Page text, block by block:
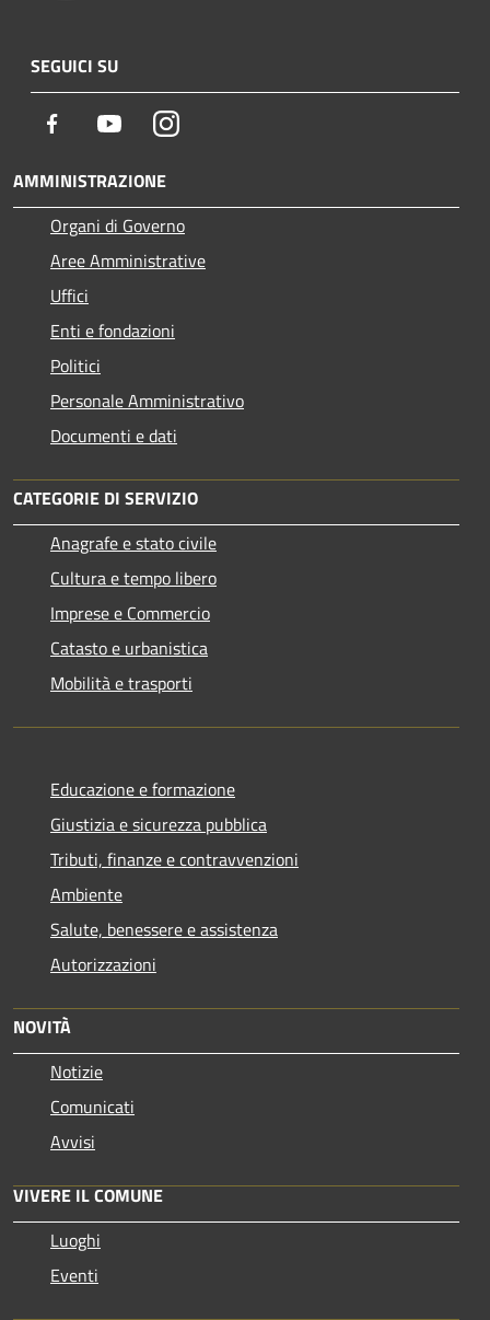
SEGUICI SU
Facebook YoutubeInstagram
AMMINISTRAZIONE
Organi di Governo
Aree Amministrative
Uffici
Enti e fondazioni
Politici
Personale Amministrativo
Documenti e dati
CATEGORIE DI SERVIZIO
Anagrafe e stato civile
Cultura e tempo libero
Imprese e Commercio
Catasto e urbanistica
Mobilità e trasporti
Educazione e formazione
Giustizia e sicurezza pubblica
Tributi, finanze e contravvenzioni
Ambiente
Salute, benessere e assistenza
Autorizzazioni
NOVITÀ
Notizie
Comunicati
Avvisi
VIVERE IL COMUNE
Luoghi
Eventi